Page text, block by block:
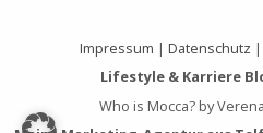
Impressum | Datenschutz |
Lifestyle & Karriere
Who is Mocca? by